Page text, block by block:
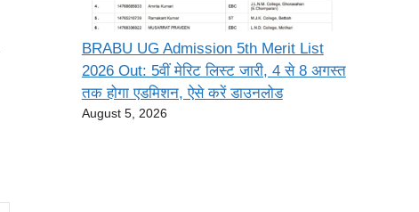
BRABU UG Admission 5th Merit List
2026 Out: 5वीं मेरिट लिस्ट जारी, 4 से 8 अगस्त
तक होगा एडमिशन, ऐसे करें डाउनलोड
August 5, 2026